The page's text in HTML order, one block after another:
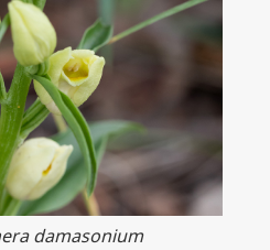
damasonium